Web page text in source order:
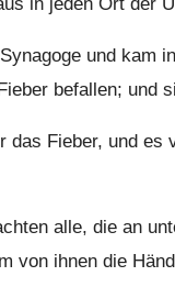
und kam
befallen; und
das Fieber, und
alle, die an
von ihnen die